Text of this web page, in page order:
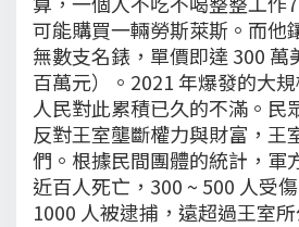
可能購買一輛勞斯萊斯。而他
無數支名錶，單價即達 300 萬
百萬元）。2021 年爆發的大
人民對此累積已久的不滿。民
反對王室壟斷權力與財富，王
們。根據民間團體的統計，軍
近百人死亡，300 ~ 500 人受
1000 人被逮捕，遠超過王室